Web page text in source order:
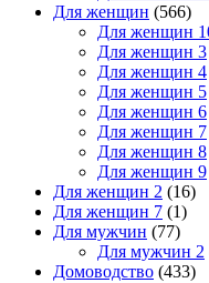
Для женщин (566)
Для женщин
Для женщин 3
Для женщин 4
Для женщин 5
Для женщин 6
Для женщин 7
Для женщин 8
Для женщин 9
Для женщин 2 (16)
Для женщин 7 (1)
Для мужчин (77)
Для мужчин 2
Домоводство (433)